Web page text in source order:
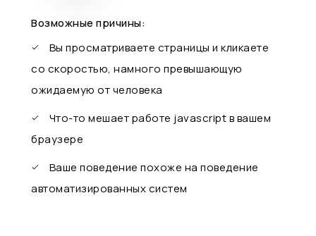
Возможные причины:
Вы просматриваете страницы и кликаете
со скоростью, намного превышающую
ожидаемую от человека
Что-то мешает работе javascript в вашем
браузере
Ваше поведение похоже на поведение
автоматизированных систем